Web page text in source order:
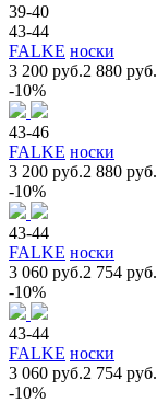
39-40
43-44
FALKE носки
3 200 руб.2 880 руб.
-10%
43-46
FALKE носки
3 200 руб.2 880 руб.
-10%
43-44
FALKE носки
3 060 руб.2 754 руб.
-10%
43-44
FALKE носки
3 060 руб.2 754 руб.
-10%